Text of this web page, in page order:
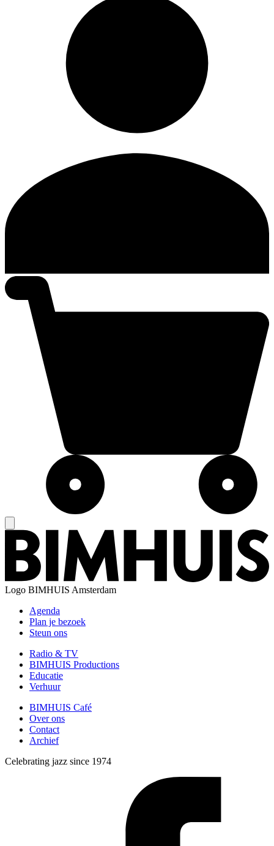
Logo BIMHUIS Amsterdam
Agenda
Plan je bezoek
Steun ons
Radio & TV
BIMHUIS Productions
Educatie
Verhuur
BIMHUIS Café
Over ons
Contact
Archief
Celebrating jazz since 1974